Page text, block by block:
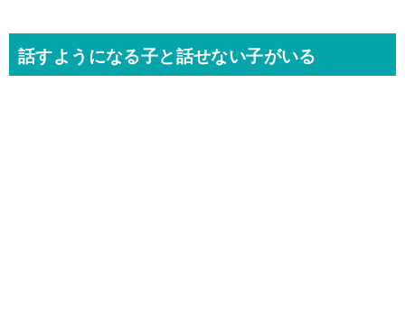
話すようになる子と話せない子がいる